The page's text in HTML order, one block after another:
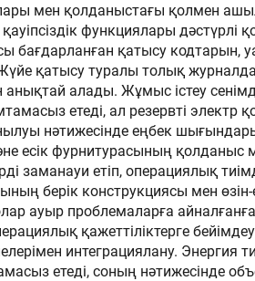
мен қолданыстағы қолмен
функциялары дәстүрлі
бағдарланған қатысу кодтарын,
қатысу туралы толық
анықтай алады. Жұмыс істеу
етеді, ал резервті
нәтижесінде еңбек
есік фурнитурасының қолданыс
заманауи етіп, операциялық
берік конструкциясы мен
ауыр проблемаларға
қажеттіліктерге
интеграциялану. Энергия
етеді, соның нәтижесінде